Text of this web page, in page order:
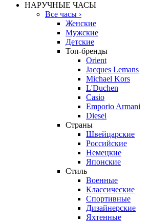
НАРУЧНЫЕ ЧАСЫ
Все часы ›
Женские
Мужские
Детские
Топ-бренды
Orient
Jacques Lemans
Michael Kors
L'Duchen
Casio
Emporio Armani
Diesel
Страны
Швейцарские
Российские
Немецкие
Японские
Стиль
Военные
Классические
Спортивные
Дизайнерские
Яхтенные